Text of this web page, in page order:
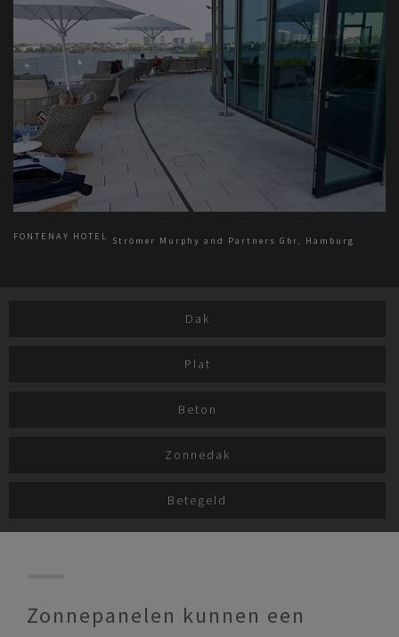
FONTENAY HOTEL Strömer Murphy and Partners Gbr, Hamburg
Dak
Plat
Beton
Zonnedak
Betegeld
Zonnepanelen kunnen een